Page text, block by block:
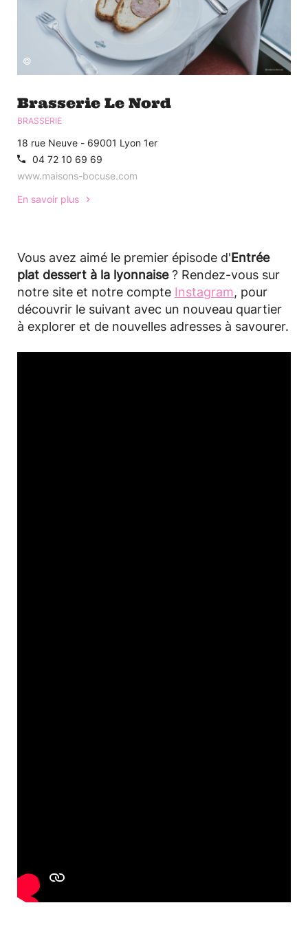
©
Brasserie Le Nord
BRASSERIE
18 rue Neuve - 69001 Lyon 1er
04 72 10 69 69
www.maisons-bocuse.com
En savoir plus
Vous avez aimé le premier épisode d'Entrée
plat dessert à la lyonnaise? Rendez-vous sur
notre site et notre compte Instagram, pour
découvrir le suivant avec un nouveau quartier
à explorer et de nouvelles adresses à savourer.